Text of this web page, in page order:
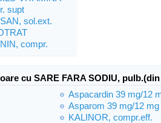
supt
sol.ext.
compr.
cu SARE FARA SODIU,
Aspacardin 39 mg/12
Asparom 39 mg/12
KALINOR, compr.eff.